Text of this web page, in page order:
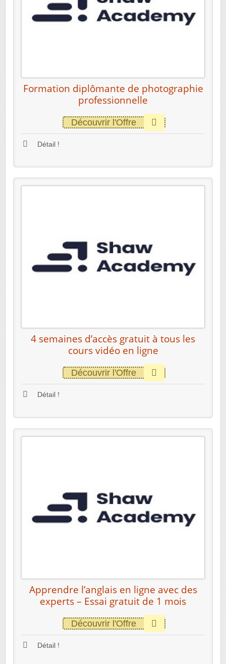
Formation diplômante de photographie
professionnelle
Découvrir l'Offre
Détail !
4 semaines d’accès gratuit à tous les
cours vidéo en ligne
Découvrir l'Offre
Détail !
Apprendre l’anglais en ligne avec des
experts – Essai gratuit de 1 mois
Découvrir l'Offre
Détail !